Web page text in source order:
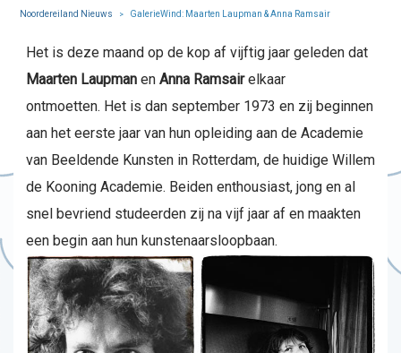
Noordereiland Nieuws > GalerieWind: Maarten Laupman & Anna Ramsair
Het is deze maand op de kop af vijftig jaar geleden dat
Maarten Laupman en Anna Ramsairelkaar
ontmoetten. Het is dan september 1973 en zij beginnen
aan het eerste jaar van hun opleiding aan de Academie
van Beeldende Kunsten in Rotterdam, de huidige Willem
de Kooning Academie. Beiden enthousiast, jong en al
snel bevriend studeerden zij na vijf jaar af en maakten
een begin aan hun kunstenaarsloopbaan.